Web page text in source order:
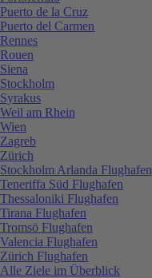
Puerto de la Cruz
Puerto del Carmen
Rennes
Rouen
Siena
Stockholm
Syrakus
Weil am Rhein
Wien
Zagreb
Zürich
Stockholm Arlanda Flughafen
Teneriffa Süd Flughafen
Thessaloniki Flughafen
Tirana Flughafen
Tromsö Flughafen
Valencia Flughafen
Zürich Flughafen
Alle Ziele im Überblick